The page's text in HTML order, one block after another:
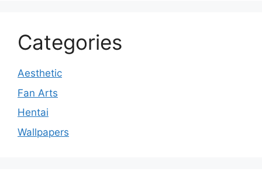
Categories
Aesthetic
Fan Arts
Hentai
Wallpapers